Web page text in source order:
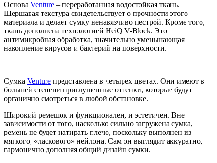
Основа Venture – переработанная водостойкая ткань.
Шершавая текстура свидетельствует о прочности этого
материала и делает сумку ненавязчиво пестрой. Кроме того,
ткань дополнена технологией HeiQ V-Block. Это
антимикробная обработка, значительно уменьшающая
накопление вирусов и бактерий на поверхности.
Сумка Venture представлена в четырех цветах. Они имеют в
большей степени приглушенные оттенки, которые будут
органично смотреться в любой обстановке.
Широкий ремешок и функционален, и эстетичен. Вне
зависимости от того, насколько сильно загружена сумка,
ремень не будет натирать плечо, поскольку выполнен из
мягкого, «ласкового» нейлона. Сам он выглядит аккуратно,
гармонично дополняя общий дизайн сумки.